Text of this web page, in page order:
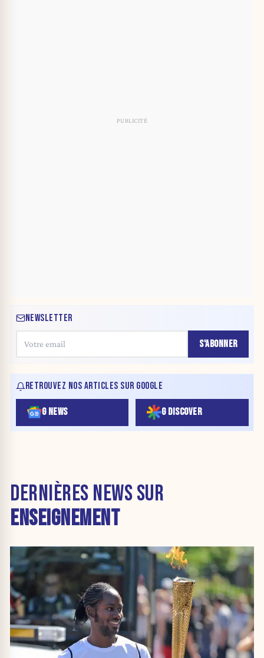
NEWSLETTER
S'ABONNER
RETROUVEZ NOS ARTICLES SUR GOOGLE
G NEWS G DISCOVER
DERNIÈRES NEWS SUR
ENSEIGNEMENT